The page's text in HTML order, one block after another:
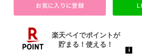
お気に入りに登録